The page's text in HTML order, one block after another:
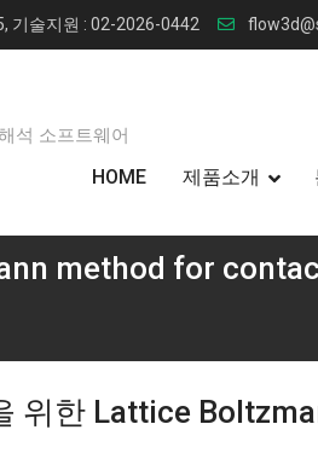
기술지원 : 02-2026-0442
석 소프트웨어
HOME 제품소개
method for
위한 Lattice